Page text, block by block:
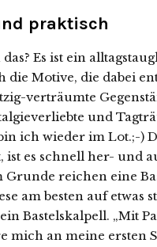
praktisch
Es ist ein
die Motive, die dabei
verträumte
und
ich wieder im Lot.;-)
ist es schnell her- und
Grunde reichen eine
am besten auf etwas
Bastelskalpell. „Mit
mich an meine ersten